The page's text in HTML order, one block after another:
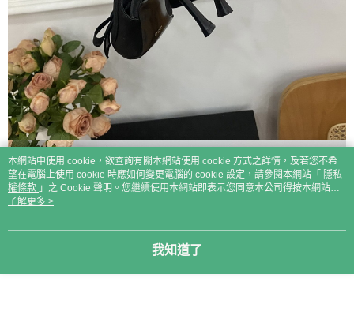
本網站中使用 cookie，欲查詢有關本網站使用 cookie 方式之詳情，及若您不希
望在電腦上使用 cookie 時應如何變更電腦的 cookie 設定，請參閱本網站「 隱私
權條款 」之 Cookie 聲明。您繼續使用本網站即表示您同意本公司得按本網站使
用條款之 Cookie 聲明使用 cookie。
了解更多 >
我知道了